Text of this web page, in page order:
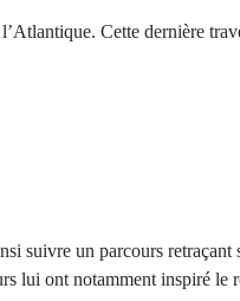
Cette dernière
suivre un parcours retraçant
lui ont notamment inspiré